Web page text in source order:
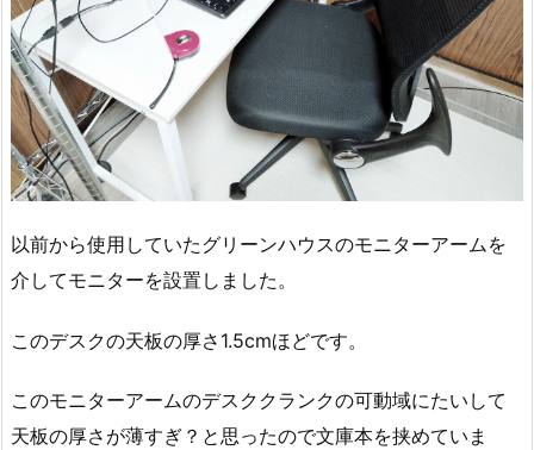
以前から使用していたグリーンハウスのモニターアームを
介してモニターを設置しました。
このデスクの天板の厚さ1.5cmほどです。
このモニターアームのデスククランクの可動域にたいして
天板の厚さが薄すぎ？と思ったので文庫本を挟めていま